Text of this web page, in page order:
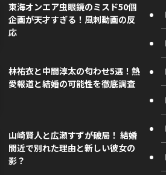
東海オンエア虫眼鏡のミスド50個
企画が天才すぎる！風刺動画の反
応
林祐衣と中間淳太の匂わせ5選！熱
愛報道と結婚の可能性を徹底調査
山崎賢人と広瀬すずが破局！ 結婚
間近で別れた理由と新しい彼女の
影？